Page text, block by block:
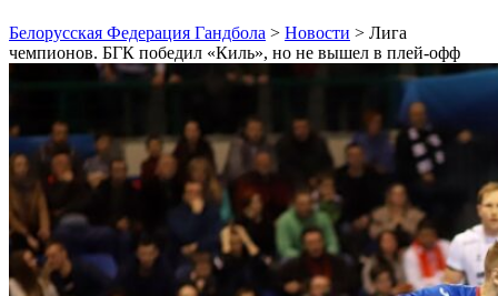
Белорусская Федерация Гандбола > Новости > Лига
чемпионов. БГК победил «Киль», но не вышел в плей-офф